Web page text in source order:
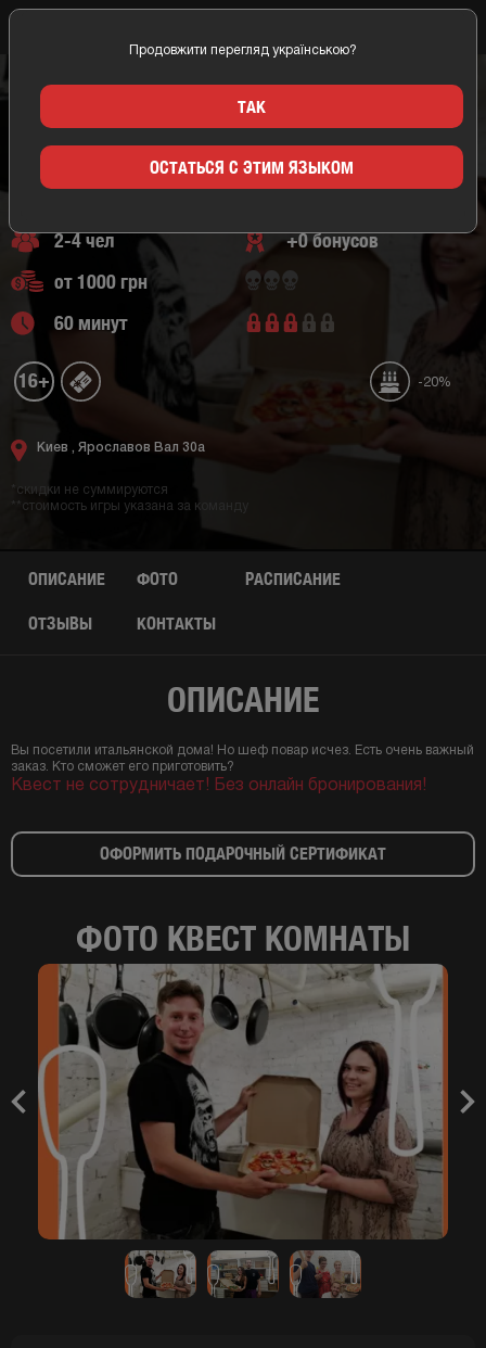
PIZZA QUEST
0 отзывов
2-4 чел
+0 бонусов
от 1000 грн
60 минут
16+ -20%
Киев , Ярославов Вал 30а
*скидки не суммируются
**стоимость игры указана за команду
ОПИСАНИЕ ФОТО РАСПИСАНИЕ
ОТЗЫВЫ КОНТАКТЫ
ОПИСАНИЕ
Вы посетили итальянской дома! Но шеф повар исчез. Есть очень важный
заказ. Кто сможет его приготовить?
Квест не сотрудничает! Без онлайн бронирования!
ОФОРМИТЬ ПОДАРОЧНЫЙ СЕРТИФИКАТ
ФОТО КВЕСТ КОМНАТЫ
Previous
Продовжити перегляд українською?
ТАК
ОСТАТЬСЯ С ЭТИМ ЯЗЫКОМ